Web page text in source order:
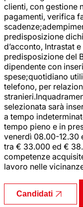
clienti, con gestione
pagamenti, verifica
predisposizione
d’acconto, Intrastat
predisposizione del
dipendente con
spese;quotidiano
telefono, per
selezionata sarà
a tempo
tempo pieno e in
venerdì 08.00-12.30
tra € 33.000 ed €
competenze
lavoro nelle
Candidati